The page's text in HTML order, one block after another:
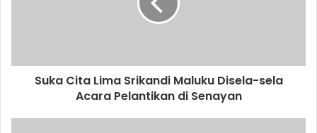
Suka Cita Lima Srikandi Maluku Disela-sela
Acara Pelantikan di Senayan